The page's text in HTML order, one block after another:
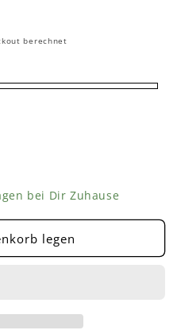
berechnet
bei Dir Zuhause
legen